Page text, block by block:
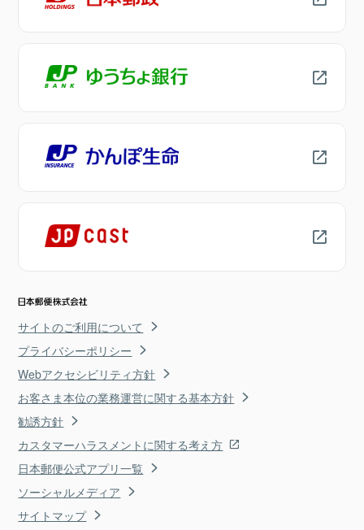
サイトのご利用について
プライバシーポリシー
Webアクセシビリティ方針
お客さま本位の業務運営に関する基本方針
勧誘方針
カスタマーハラスメントに関する考え方
日本郵便公式アプリ一覧
ソーシャルメディア
サイトマップ